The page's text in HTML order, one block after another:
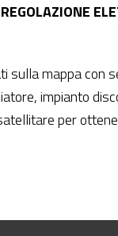
REGOLAZIONE
sulla mappa con
impianto
per